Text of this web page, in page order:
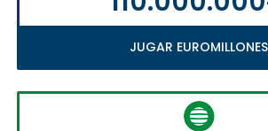
JUGAR EUROMILLONES